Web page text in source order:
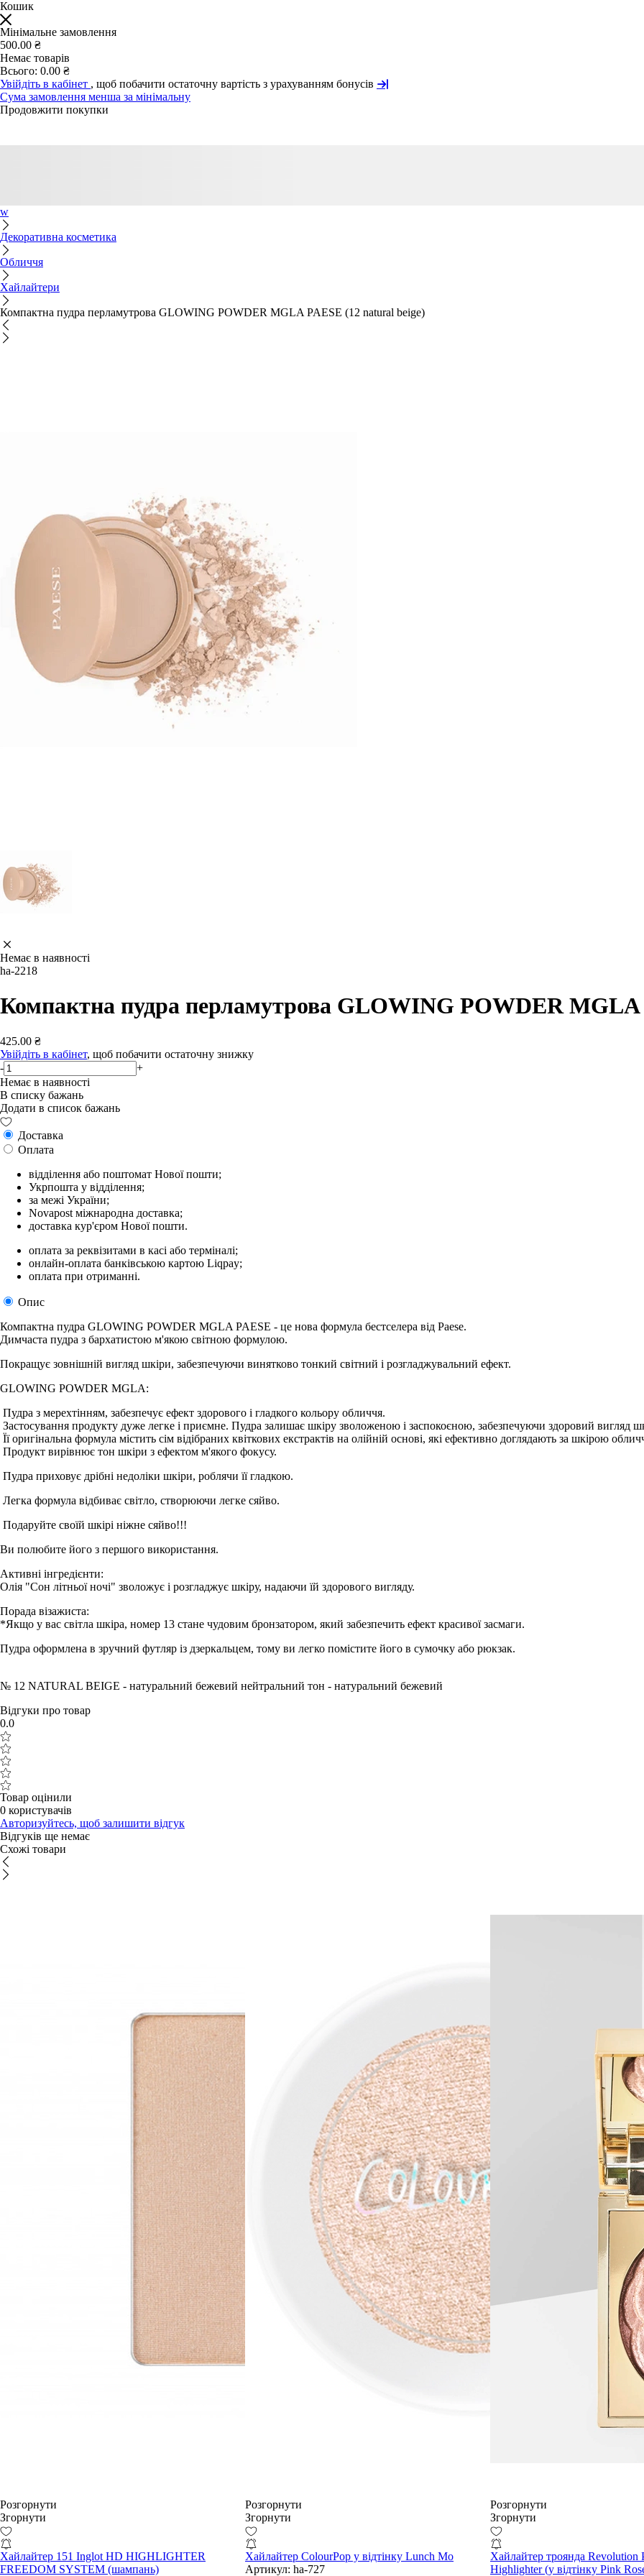
Кошик
Мінімальне замовлення
500.00 ₴
Немає товарів
Всього: 0.00 ₴
Увійдіть в кабінет , щоб побачити остаточну вартість з урахуванням бонусів
Сума замовлення менша за мінімальну
Продовжити покупки
w
Декоративна косметика
Обличчя
Хайлайтери
Компактна пудра перламутрова GLOWING POWDER MGLA PAESE (12 natural beige)
Немає в наявності
ha-2218
Компактна пудра перламутрова GLOWING POWDER MGLA
425.00 ₴
Увійдіть в кабінет, щоб побачити остаточну знижку
-
+
Немає в наявності
В списку бажань
Додати в список бажань
Доставка
Оплата
відділення або поштомат Нової пошти;
Укрпошта у відділення;
за межі України;
Novapost міжнародна доставка;
доставка кур'єром Нової пошти.
оплата за реквізитами в касі або терміналі;
онлайн-оплата банківською картою Liqpay;
оплата при отриманні.
Опис
Компактна пудра GLOWING POWDER MGLA PAESE - це нова формула бестселера від Paese.
Димчаста пудра з бархатистою м'якою світною формулою.
Покращує зовнішній вигляд шкіри, забезпечуючи винятково тонкий світний і розгладжувальний ефект.
GLOWING POWDER MGLA:
Пудра з мерехтінням, забезпечує ефект здорового і гладкого кольору обличчя.
Застосування продукту дуже легке і приємне. Пудра залишає шкіру зволоженою і заспокоєною, забезпечуючи здоровий вигляд
Її оригінальна формула містить сім відібраних квіткових екстрактів на олійній основі, які ефективно доглядають за шкірою
Продукт вирівнює тон шкіри з ефектом м'якого фокусу.
Пудра приховує дрібні недоліки шкіри, роблячи її гладкою.
Легка формула відбиває світло, створюючи легке сяйво.
Подаруйте своїй шкірі ніжне сяйво!!!
Ви полюбите його з першого використання.
Активні інгредієнти:
Олія "Сон літньої ночі" зволожує і розгладжує шкіру, надаючи їй здорового вигляду.
Порада візажиста:
*Якщо у вас світла шкіра, номер 13 стане чудовим бронзатором, який забезпечить ефект красивої засмаги.
Пудра оформлена в зручний футляр із дзеркальцем, тому ви легко помістите його в сумочку або рюкзак.
№ 12 NATURAL BEIGE - натуральний бежевий нейтральний тон - натуральний бежевий
Відгуки про товар
0.0
Товар оцінили
0 користувачів
Авторизуйтесь, щоб залишити відгук
Відгуків ще немає
Схожі товари
Розгорнути
Згорнути
Хайлайтер 151 Inglot HD HIGHLIGHTER
FREEDOM SYSTEM (шампань)
Розгорнути
Згорнути
Хайлайтер ColourPop у відтінку Lunch Mo
Артикул: ha-727
Розгорнути
Згорнути
Хайлайтер троянда Revolution
Highlighter (у відтінку Pink